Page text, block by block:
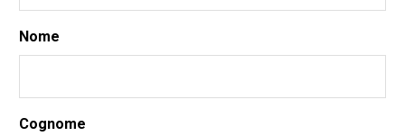
Nome
Cognome